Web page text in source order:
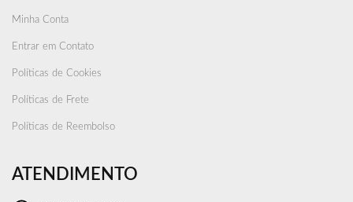
Minha Conta
Entrar em Contato
Políticas de Cookies
Políticas de Frete
Políticas de Reembolso
ATENDIMENTO